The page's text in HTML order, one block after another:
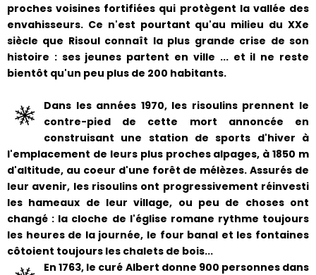
proches voisines fortifiées qui protègent la vallée des
envahisseurs. Ce n'est pourtant qu'au milieu du XXe
siècle que Risoul connaît la plus grande crise de son
histoire : ses jeunes partent en ville ... et il ne reste
bientôt qu'un peu plus de 200 habitants.
Dans les années 1970, les risoulins prennent le
contre-pied de cette mort annoncée en
construisant une station de sports d'hiver à
l'emplacement de leurs plus proches alpages, à 1850 m
d'altitude, au coeur d'une forêt de mélèzes. Assurés de
leur avenir, les risoulins ont progressivement réinvesti
les hameaux de leur village, ou peu de choses ont
changé : la cloche de l'église romane rythme toujours
les heures de la journée, le four banal et les fontaines
côtoient toujours les chalets de bois...
En 1763, le curé Albert donne 900 personnes dans